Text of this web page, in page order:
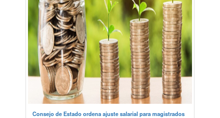
Consejo de Estado ordena ajuste salarial para magistrados